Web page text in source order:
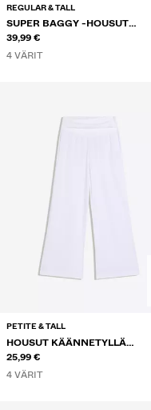
REGULAR & TALL
SUPER BAGGY -HOUSUT
PELLAVASEKOITETTA
39,99 €
4 VÄRIT
PETITE & TALL
HOUSUT KÄÄNNETYLLÄ
VYÖTÄRÖLLÄ
25,99 €
4 VÄRIT